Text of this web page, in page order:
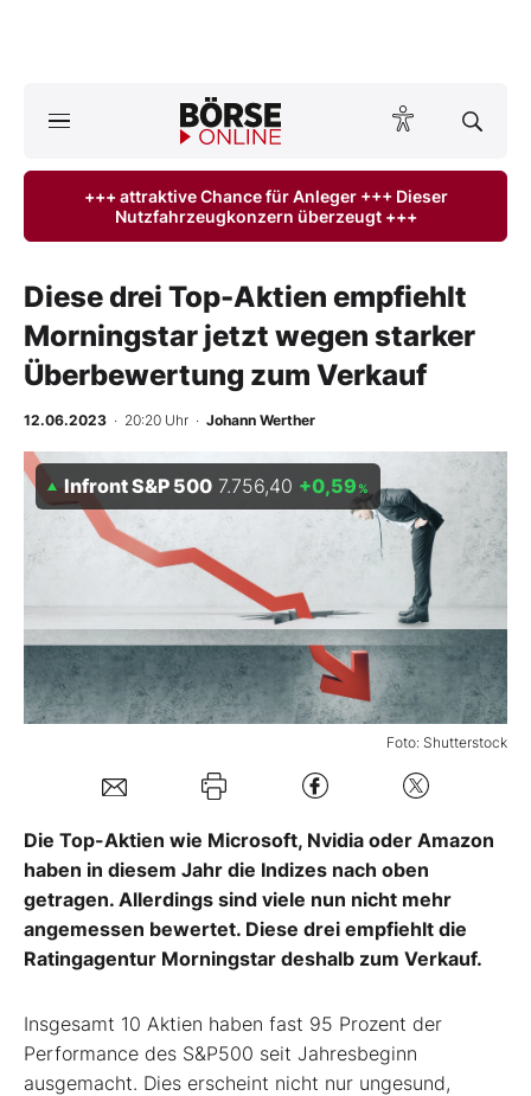
Anlageprodukte
Finanz-Check
Abo & Shop
Experten
Mein B:O
Folgen Sie uns
+++ attraktive Chance für Anleger +++ Dieser
Nutzfahrzeugkonzern überzeugt +++
Diese drei Top-Aktien empfiehlt
Morningstar jetzt wegen starker
Überbewertung zum Verkauf
12.06.2023 · 20:20 Uhr · Johann Werther
Foto: Shutterstock
Infront S&P 500 7.756,40 +0,59 %
Die Top-Aktien wie Microsoft, Nvidia oder Amazon
haben in diesem Jahr die Indizes nach oben
getragen. Allerdings sind viele nun nicht mehr
angemessen bewertet. Diese drei empfiehlt die
Ratingagentur Morningstar deshalb zum Verkauf.
Insgesamt 10 Aktien haben fast 95 Prozent der
Performance des S&P500 seit Jahresbeginn
ausgemacht. Dies erscheint nicht nur ungesund,